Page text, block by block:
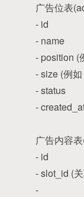
广告位表
- id
- name
- position (
- size (例
- status
-
广告内容
- id
- slot_id (
-